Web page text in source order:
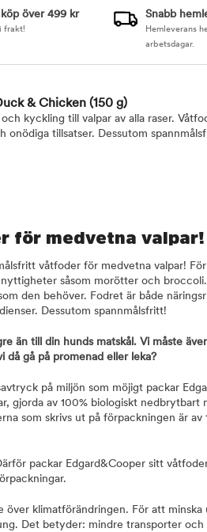
över 499 kr
frakt!
Snabb
Hemleverans
arbetsdagar.
& Chicken (150 g)
kyckling till valpar av alla raser.
onödiga tillsatser. Dessutom
för medvetna valpar!
våtfoder för medvetna valpar!
såsom morötter och
den behöver. Fodret är både
Dessutom spannmålsfritt!
än till din hunds matskål. Vi måste
då gå på promenad eller leka?
på miljön som möjigt packar
gjorda av 100% biologiskt nedbrytbart
som skrivs ut på förpackningen är av
packar Edgard&Cooper sitt
över klimatförändringen. För att minska
Det betyder: mindre transporter och